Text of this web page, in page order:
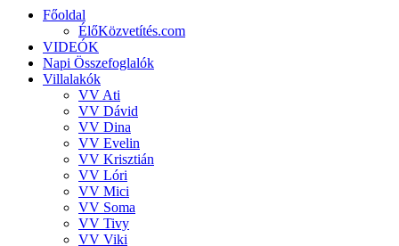
Főoldal
ÉlőKözvetítés.com
VIDEÓK
Napi Összefoglalók
Villalakók
VV Ati
VV Dávid
VV Dina
VV Evelin
VV Krisztián
VV Lóri
VV Mici
VV Soma
VV Tivy
VV Viki